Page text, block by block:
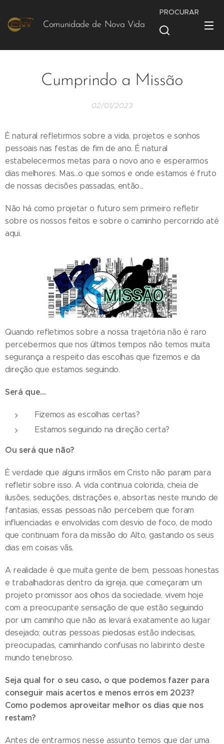
Comunidade de Nova Vida
PROCURAR
Cumprindo a Missão
02/01/2023
É natural refletirmos sobre a vida, projetos e sonhos
pessoais nas festas de fim de ano. É natural
estabelecermos metas para o novo ano e esperarmos
dias melhores. Mas...o que somos e onde estamos é fruto
de nossas decisões passadas, então...
Não há como projetar o futuro sem primeiro refletir
sobre os nossos feitos e sobre o caminho percorrido até
aqui.
Quando refletimos sobre a nossa trajetória não é raro
percebermos que nos últimos tempos não temos muita
segurança a respeito das escolhas que fizemos e da
direção que estamos seguindo.
Será que...
Fizemos as escolhas certas?
Estamos seguindo na direção certa?
Ou será que não?
É verdade que alguns irmãos em Cristo não param para
refletir sobre isso. A vida continua colorida, cheia de
ilusões, seduções, distrações e, absortas neste mundo de
fantasias, essas pessoas não percebem que foram
influenciadas e envolvidas com desvio de foco, de modo
que continuam fora da missão do Alto, gastando os seus
dias em coisas vãs.
A realidade é que muita gente de bem, pessoas honestas
e trabalhadoras dentro da igreja, que começaram um
projeto promissor aos olhos da sociedade, vivem hoje
com a preocupante sensação de que estão seguindo
por um caminho que não as levará exatamente ao lugar
desejado; outras pessoas piedosas estão indecisas,
preocupadas, caminhando confusas no labirinto deste
mundo tenebroso.
Seja qual for o seu caso, o que podemos fazer para
conseguir mais acertos e menos erros em 2023?
Como podemos aproveitar melhor os dias que nos
restam?
Antes de entrarmos nesse assunto temos que dar uma